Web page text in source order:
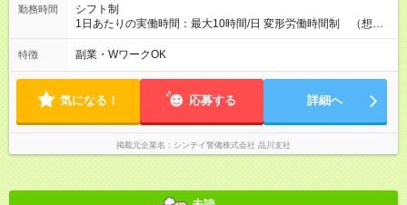
勤務時間
シフト制
1日あたりの実働時間：最大10時間/日 変形労働時間制 （想定
労働時間 170時間/月） 【シフト例】 ➀08:00～20:00（休憩時
間120分） ➁20:00～08:00（休憩時間120分）
特徴 副業・WワークOK
気になる！ 応募する 詳細へ
掲載元企業名 シンテイ警備株式会社 品川支社